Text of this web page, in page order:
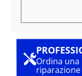
Ordina una
riparazione